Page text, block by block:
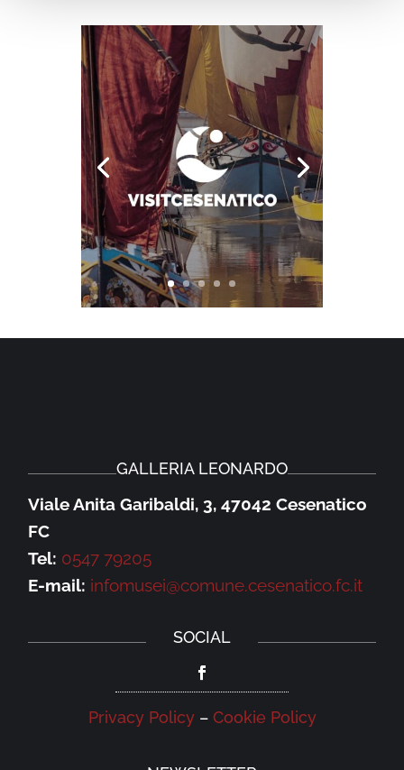
GALLERIA LEONARDO
Viale Anita Garibaldi, 3, 47042 Cesenatico
FC
Tel: 0547 79205
E-mail: infomusei@comune.cesenatico.fc.it
SOCIAL
Privacy Policy– Cookie Policy